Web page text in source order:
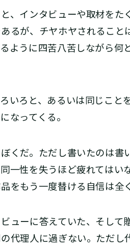
、インタビューや取材をた
るが、チヤホヤされること
ように四苦八苦しながら何
いろと、あるいは同じこと
なってくる。
くだ。ただし書いたのは書
一性を失うほど疲れてはい
をもう一度替ける自信は全
ューに答えていた、そして
代理人に過ぎない。ただ